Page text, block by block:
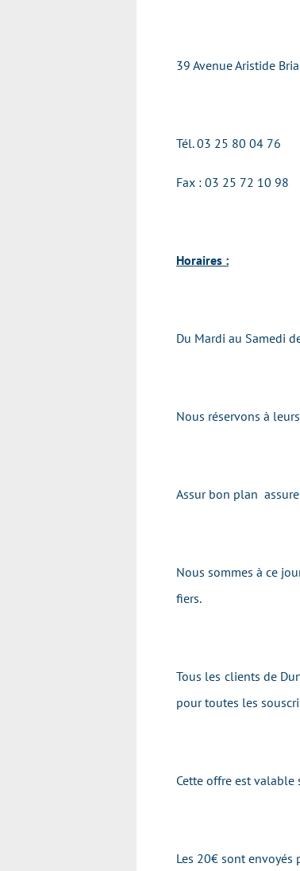
39 Avenue Aristide
Tél. 03 25 80 04 76
Fax : 03 25 72 10 98
Horaires :
Du Mardi au Samedi
Nous réservons à
Assur bon plan
Nous sommes à ce
fiers.
Tous les clients de
pour toutes les
Cette offre est valable
Les 20€ sont